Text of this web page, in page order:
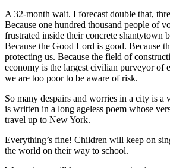
A 32-month wait. I forecast double that,
Because one hundred thousand people of
frustrated inside their concrete shantytown
Because the Good Lord is good. Because
protecting us. Because the field of
economy is the largest civilian purveyor of
we are too poor to be aware of risk.
So many despairs and worries in a city is
is written in a long ageless poem whose
travel up to New York.
Everything’s fine! Children will keep on
the world on their way to school.